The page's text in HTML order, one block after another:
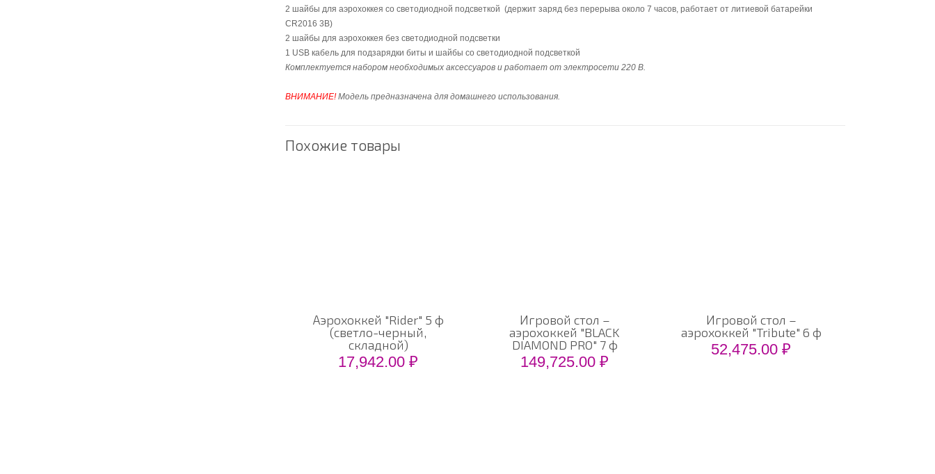
2 шайбы для аэрохоккея со светодиодной подсветкой (держит заряд без перерыва около 7 часов, работает от литиевой батарейки
CR2016 3В)
2 шайбы для аэрохоккея без светодиодной подсветки
1 USB кабель для подзарядки биты и шайбы со светодиодной подсветкой
Комплектуется набором необходимых аксессуаров и работает от электросети 220 В.
ВНИМАНИЕ!Модель предназначена для домашнего использования.
Похожие товары
Аэрохоккей "Rider" 5 ф
(светло-черный,
складной)
17,942.00₽
Игровой стол –
аэрохоккей "BLACK
DIAMOND PRO" 7 ф
149,725.00₽
Игровой стол –
аэрохоккей "Tribute" 6 ф
52,475.00₽